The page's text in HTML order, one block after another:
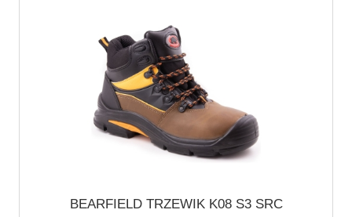
BEARFIELD TRZEWIK K08 S3 SRC